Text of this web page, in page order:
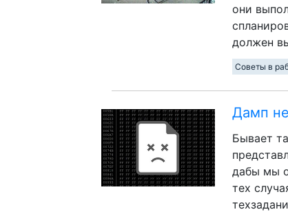
они
должен
Советы в
Дамп
Бывает
дабы мы
тех